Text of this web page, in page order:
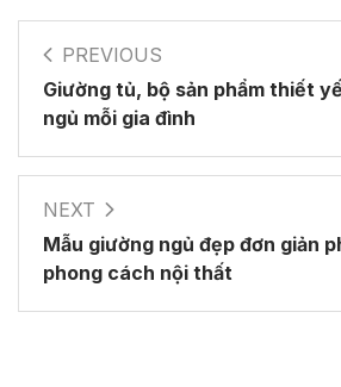
PREVIOUS
Giường tủ, bộ sản phẩm thiết
ngủ mỗi gia đình
NEXT
Mẫu giường ngủ đẹp đơn giản
phong cách nội thất